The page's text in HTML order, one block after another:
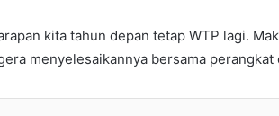
kita tahun depan tetap WTP lagi.
menyelesaikannya bersama perangkat